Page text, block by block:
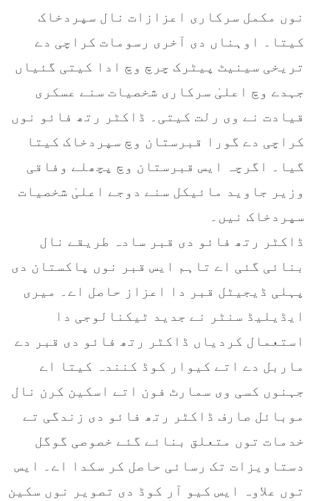
نوں مکمل سرکاری اعزازات نال سپردخاک
کیتا۔ اوہناں دی آخری رسومات کراچی دے
تریخی سینیٹ پیٹرک چرچ وچ ادا کیتی گئیاں
جہدے وچ اعلیٰ سرکاری شخصیات سنے عسکری
قیادت نے وی رلت کیتی۔ ڈاکٹر رتھ فائو نوں
کراچی دے گورا قبرستان وچ سپردخاک کیتا
گیا۔ اگرچہ ایس قبرستان وچ پچھلے وفاقی
وزیر جاوید مائیکل سنے دوجے اعلیٰ شخصیات
سپردخاک نیں۔
ڈاکٹر رتھ فائو دی قبر سادہ طریقے نال
بنائی گئی اے تاہم ایس قبر نوں پاکستان دی
پہلی ڈیجیٹل قبر دا اعزاز حاصل اے۔ میری
ایڈیلیڈ سنٹر نے جدید ٹیکنالوجی دا
استعمال کردیاں ڈاکٹر رتھ فائو دی قبر دے
ماربل دے اتے کیوار کوڈ کنندہ کیتا اے
جہنوں کسی وی سمارٹ فون اتے اسکین کرن نال
موبائل صارف ڈاکٹر رتھ فائو دی زندگی تے
خدمات توں متعلق بنائے گئے خصوصی گوگل
دستاویزات تک رسائی حاصل کر سکدا اے۔ ایس
توں علاوہ ایس کیو آر کوڈ دی تصویر نوں سکین